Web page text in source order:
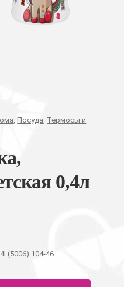
,Посуда, Термосы и
0,4л
(5006) 104-46